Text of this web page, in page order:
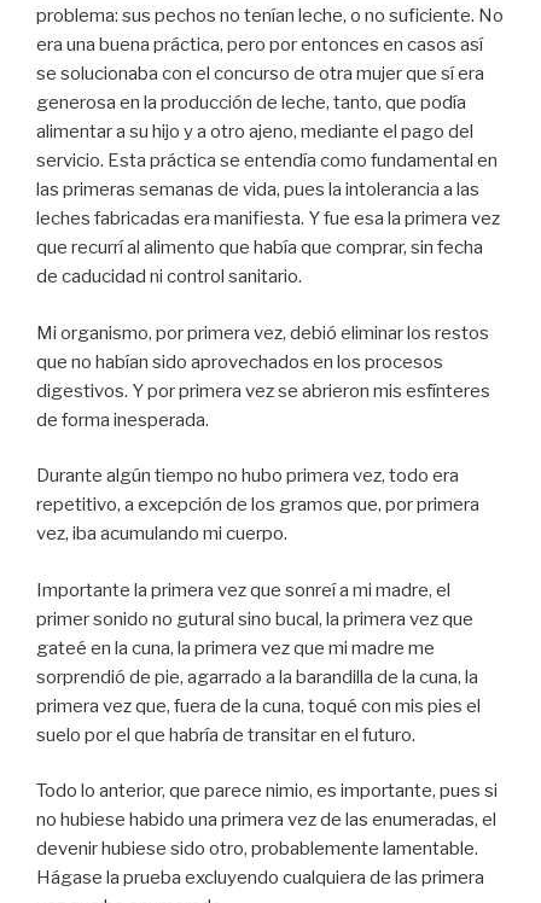
problema: sus pechos no tenían leche, o no suficiente. No
era una buena práctica, pero por entonces en casos así
se solucionaba con el concurso de otra mujer que sí era
generosa en la producción de leche, tanto, que podía
alimentar a su hijo y a otro ajeno, mediante el pago del
servicio. Esta práctica se entendía como fundamental en
las primeras semanas de vida, pues la intolerancia a las
leches fabricadas era manifiesta. Y fue esa la primera vez
que recurrí al alimento que había que comprar, sin fecha
de caducidad ni control sanitario.
Mi organismo, por primera vez, debió eliminar los restos
que no habían sido aprovechados en los procesos
digestivos. Y por primera vez se abrieron mis esfínteres
de forma inesperada.
Durante algún tiempo no hubo primera vez, todo era
repetitivo, a excepción de los gramos que, por primera
vez, iba acumulando mi cuerpo.
Importante la primera vez que sonreí a mi madre, el
primer sonido no gutural sino bucal, la primera vez que
gateé en la cuna, la primera vez que mi madre me
sorprendió de pie, agarrado a la barandilla de la cuna, la
primera vez que, fuera de la cuna, toqué con mis pies el
suelo por el que habría de transitar en el futuro.
Todo lo anterior, que parece nimio, es importante, pues si
no hubiese habido una primera vez de las enumeradas, el
devenir hubiese sido otro, probablemente lamentable.
Hágase la prueba excluyendo cualquiera de las primera